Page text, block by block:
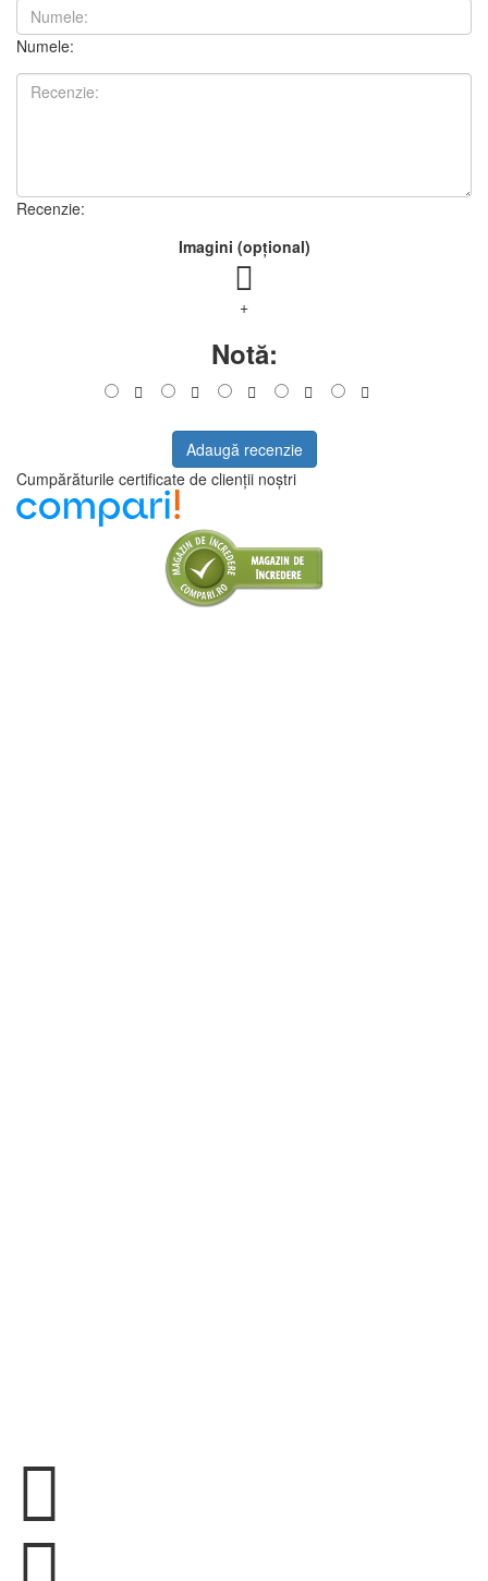
Numele:
Recenzie:
Imagini (opțional)
+
Notă:
Adaugă recenzie
Cumpărăturile certificate de clienții noștri